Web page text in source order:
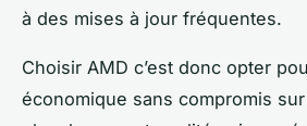
à des mises à jour fréquentes.
Choisir AMD c’est donc opter
économique sans compromis